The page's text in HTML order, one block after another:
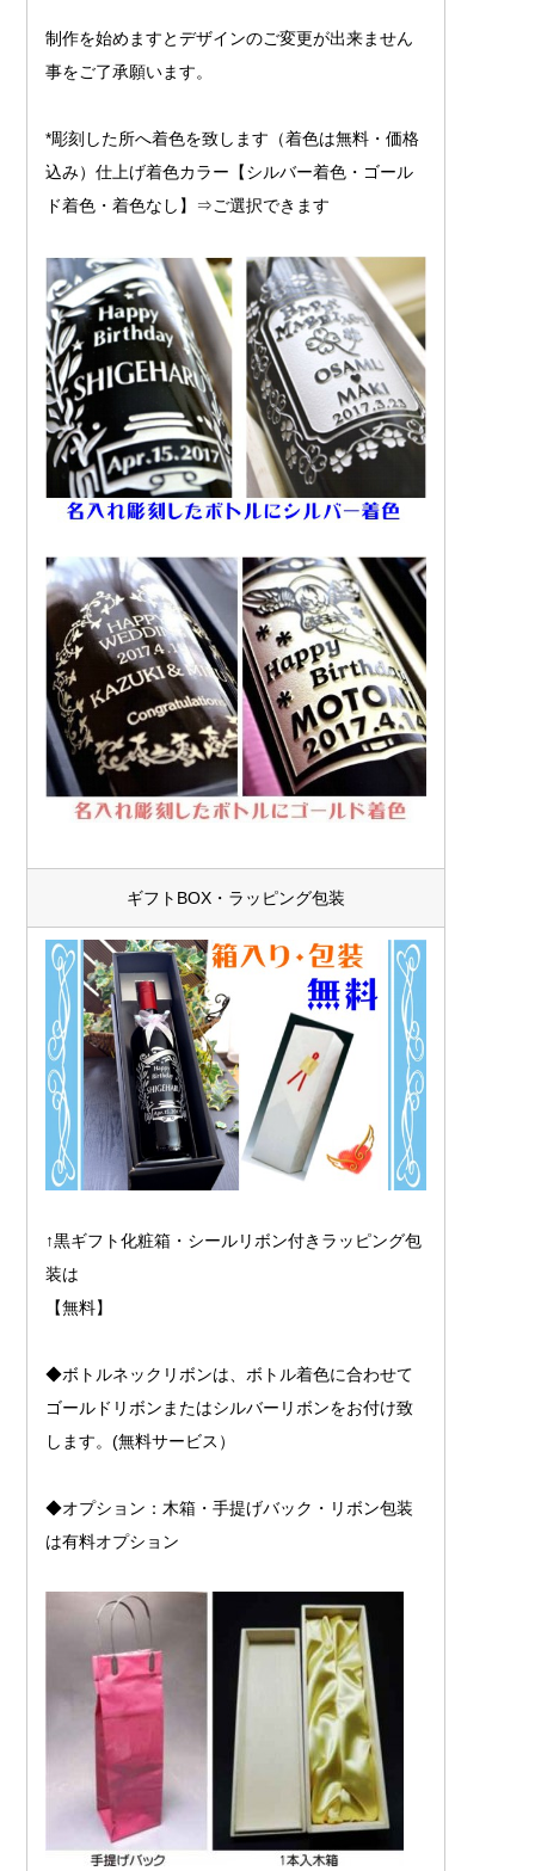
制作を始めますとデザインのご変更が出来ません
事をご了承願います。
*彫刻した所へ着色を致します（着色は無料・価格
込み）仕上げ着色カラー【シルバー着色・ゴール
ド着色・着色なし】⇒ご選択できます
ギフトBOX・ラッピング包装
↑黒ギフト化粧箱・シールリボン付きラッピング包
装は
【無料】
◆ボトルネックリボンは、ボトル着色に合わせて
ゴールドリボンまたはシルバーリボンをお付け致
します。(無料サービス）
◆オプション：木箱・手提げバック・リボン包装
は有料オプション